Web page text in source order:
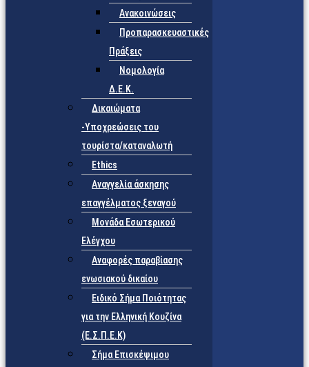
Ανακοινώσεις
Προπαρασκευαστικές
Πράξεις
Νομολογία
Δ.Ε.Κ.
Δικαιώματα
-Υποχρεώσεις του
τουρίστα/καταναλωτή
Ethics
Αναγγελία άσκησης
επαγγέλματος ξεναγού
Μονάδα Εσωτερικού
Ελέγχου
Αναφορές παραβίασης
ενωσιακού δικαίου
Ειδικό Σήμα Ποιότητας
για την Ελληνική Κουζίνα
(Ε.Σ.Π.Ε.Κ)
Σήμα Επισκέψιμου